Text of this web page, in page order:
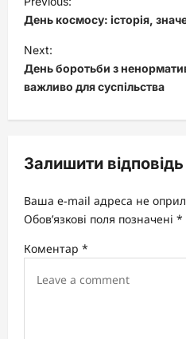
o
s
t
n
a
i
a
i
День космосу: історія,
Next:
День боротьби з
важливо для суспільства
Залишити відповідь
Ваша e-mail адреса не
Обов’язкові поля позначені *
Коментар *